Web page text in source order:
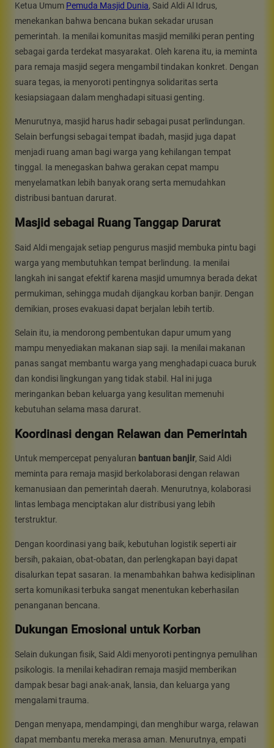
Ketua Umum Pemuda Masjid Dunia, Said Aldi Al Idrus,
menekankan bahwa bencana bukan sekadar urusan
pemerintah. Ia menilai komunitas masjid memiliki peran penting
sebagai garda terdekat masyarakat. Oleh karena itu, ia meminta
para remaja masjid segera mengambil tindakan konkret. Dengan
suara tegas, ia menyoroti pentingnya solidaritas serta
kesiapsiagaan dalam menghadapi situasi genting.
Menurutnya, masjid harus hadir sebagai pusat perlindungan.
Selain berfungsi sebagai tempat ibadah, masjid juga dapat
menjadi ruang aman bagi warga yang kehilangan tempat
tinggal. Ia menegaskan bahwa gerakan cepat mampu
menyelamatkan lebih banyak orang serta memudahkan
distribusi bantuan darurat.
Masjid sebagai Ruang Tanggap Darurat
Said Aldi mengajak setiap pengurus masjid membuka pintu bagi
warga yang membutuhkan tempat berlindung. Ia menilai
langkah ini sangat efektif karena masjid umumnya berada dekat
permukiman, sehingga mudah dijangkau korban banjir. Dengan
demikian, proses evakuasi dapat berjalan lebih tertib.
Selain itu, ia mendorong pembentukan dapur umum yang
mampu menyediakan makanan siap saji. Ia menilai makanan
panas sangat membantu warga yang menghadapi cuaca buruk
dan kondisi lingkungan yang tidak stabil. Hal ini juga
meringankan beban keluarga yang kesulitan memenuhi
kebutuhan selama masa darurat.
Koordinasi dengan Relawan dan Pemerintah
Untuk mempercepat penyaluran bantuan banjir, Said Aldi
meminta para remaja masjid berkolaborasi dengan relawan
kemanusiaan dan pemerintah daerah. Menurutnya, kolaborasi
lintas lembaga menciptakan alur distribusi yang lebih
terstruktur.
Dengan koordinasi yang baik, kebutuhan logistik seperti air
bersih, pakaian, obat-obatan, dan perlengkapan bayi dapat
disalurkan tepat sasaran. Ia menambahkan bahwa kedisiplinan
serta komunikasi terbuka sangat menentukan keberhasilan
penanganan bencana.
Dukungan Emosional untuk Korban
Selain dukungan fisik, Said Aldi menyoroti pentingnya pemulihan
psikologis. Ia menilai kehadiran remaja masjid memberikan
dampak besar bagi anak-anak, lansia, dan keluarga yang
mengalami trauma.
Dengan menyapa, mendampingi, dan menghibur warga, relawan
dapat membantu mereka merasa aman. Menurutnya, empati